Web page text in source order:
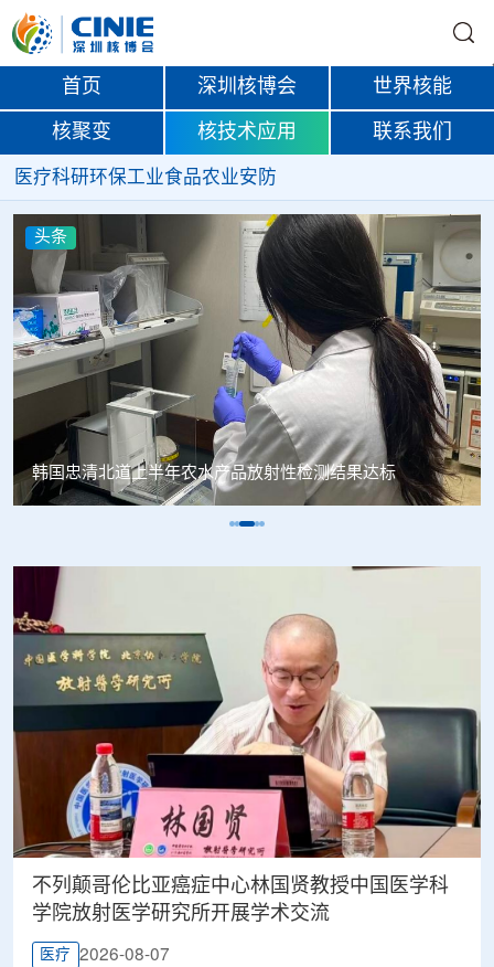
首页 深圳核博会 世界核能
核聚变 核技术应用 联系我们
医疗科研环保工业食品农业安防
头条
韩国忠清北道上半年农水产品放射性检测结果达标
不列颠哥伦比亚癌症中心林国贤教授中国医学科
学院放射医学研究所开展学术交流
医疗 2026-08-07